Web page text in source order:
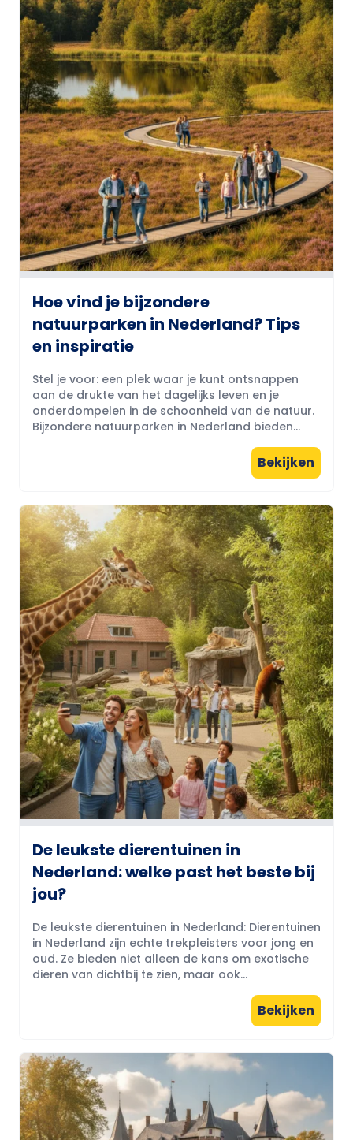
Hoe vind je bijzondere
natuurparken in Nederland? Tips
en inspiratie
Stel je voor: een plek waar je kunt ontsnappen
aan de drukte van het dagelijks leven en je
onderdompelen in de schoonheid van de natuur.
Bijzondere natuurparken in Nederland bieden...
Bekijken
De leukste dierentuinen in
Nederland: welke past het beste bij
jou?
De leukste dierentuinen in Nederland: Dierentuinen
in Nederland zijn echte trekpleisters voor jong en
oud. Ze bieden niet alleen de kans om exotische
dieren van dichtbij te zien, maar ook...
Bekijken